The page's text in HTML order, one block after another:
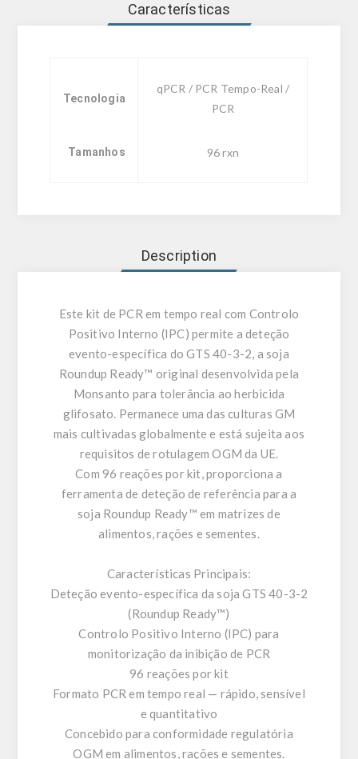
Características
Tecnologia
qPCR / PCR Tempo-Real /
PCR
Tamanhos 96 rxn
Description
Este kit de PCR em tempo real com Controlo
Positivo Interno (IPC) permite a deteção
evento-específica do GTS 40-3-2, a soja
Roundup Ready™ original desenvolvida pela
Monsanto para tolerância ao herbicida
glifosato. Permanece uma das culturas GM
mais cultivadas globalmente e está sujeita aos
requisitos de rotulagem OGM da UE.
Com 96 reações por kit, proporciona a
ferramenta de deteção de referência para a
soja Roundup Ready™ em matrizes de
alimentos, rações e sementes.
Características Principais:
Deteção evento-específica da soja GTS 40-3-2
(Roundup Ready™)
Controlo Positivo Interno (IPC) para
monitorização da inibição de PCR
96 reações por kit
Formato PCR em tempo real — rápido, sensível
e quantitativo
Concebido para conformidade regulatória
OGM em alimentos, rações e sementes.